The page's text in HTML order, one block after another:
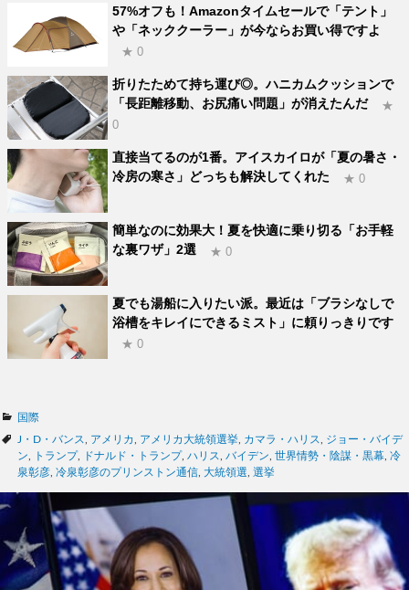
57%オフも！Amazonタイムセールで「テント」
や「ネッククーラー」が今ならお買い得ですよ
★ 0
折りたためて持ち運び◎。ハニカムクッションで
「長距離移動、お尻痛い問題」が消えたんだ
★
0
直接当てるのが1番。アイスカイロが「夏の暑さ・
冷房の寒さ」どっちも解決してくれた
★ 0
簡単なのに効果大！夏を快適に乗り切る「お手軽
な裏ワザ」2選
★ 0
夏でも湯船に入りたい派。最近は「ブラシなしで
浴槽をキレイにできるミスト」に頼りっきりです
★ 0
カ
テ
ゴ
リ
国際
タ
グ
J・D・バンス アメリカ アメリカ大統領選挙 カマラ・ハリス
ジョー・バイデ
ン
トランプ, ドナルド・トランプ, ハリス バイデン 世界情勢・陰謀・黒幕 冷
泉彰彦 冷泉彰彦のプリンストン通信 大統領選 選挙